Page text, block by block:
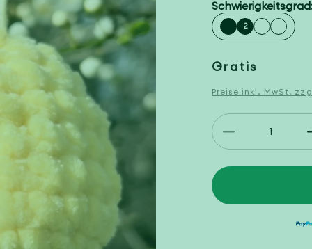
2
Normaler
Preis
Gratis
Preise inkl. MwSt.
Anzahl
Verringere
für